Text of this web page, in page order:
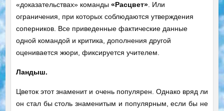
«доказательствах» команды «Расцвет». Или
ограничения, при которых соблюдаются утверждения
соперников. Все приведенные фактические данные
одной командой и критика, дополнения другой
оценивается жюри, фиксируется учителем.
Ландыш.
Цветок этот знаменит и очень популярен. Однако вряд ли
он стал бы столь знаменитым и популярным, если бы не